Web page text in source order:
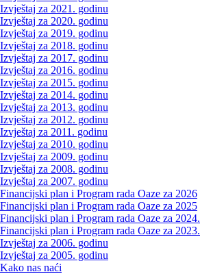
Izvještaj za 2021. godinu
Izvještaj za 2020. godinu
Izvještaj za 2019. godinu
Izvještaj za 2018. godinu
Izvještaj za 2017. godinu
Izvještaj za 2016. godinu
Izvještaj za 2015. godinu
Izvještaj za 2014. godinu
Izvještaj za 2013. godinu
Izvještaj za 2012. godinu
Izvještaj za 2011. godinu
Izvještaj za 2010. godinu
Izvještaj za 2009. godinu
Izvještaj za 2008. godinu
Izvještaj za 2007. godinu
Financijski plan i Program rada Oaze za 2026
Financijski plan i Program rada Oaze za 2025
Financijski plan i Program rada Oaze za 2024.
Financijski plan i Program rada Oaze za 2023.
Izvještaj za 2006. godinu
Izvještaj za 2005. godinu
Kako nas naći